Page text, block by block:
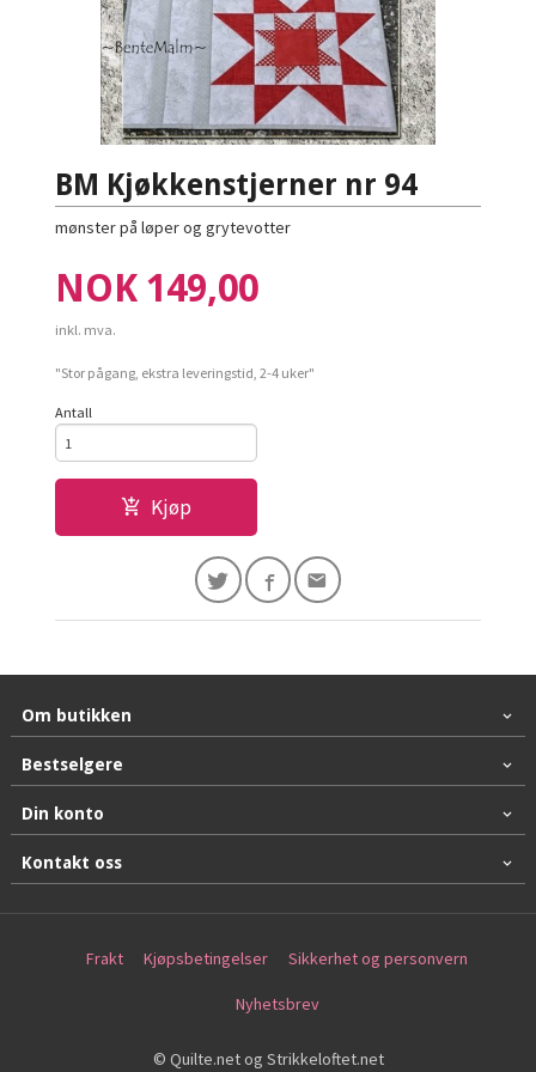
BM Kjøkkenstjerner nr 94
mønster på løper og grytevotter
Pris
NOK 149,00
inkl. mva.
"Stor pågang, ekstra leveringstid, 2-4 uker"
Antall
Kjøp
Om butikken
Bestselgere
Din konto
Kontakt oss
Frakt Kjøpsbetingelser Sikkerhet og personvern
Nyhetsbrev
© Quilte.net og Strikkeloftet.net